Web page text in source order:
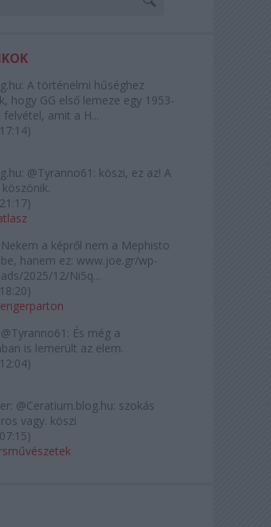
A történelmi hűséghez
hogy GG első lemeze egy 1953-
amit a H...
)
@Tyranno61: köszi, ez az! A
)
Nekem a képről nem a Mephisto
hanem ez: www.joe.gr/wp-
2025/12/Ni5q...
)
@Tyranno61: És még a
is lemerült az elem.
)
@Ceratium.blog.hu: szokás
vagy. köszi
)